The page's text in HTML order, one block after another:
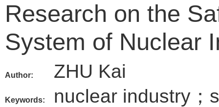
Research on the
System of Nuclear
Author: ZHU Kai
Keywords:
nuclear industry；